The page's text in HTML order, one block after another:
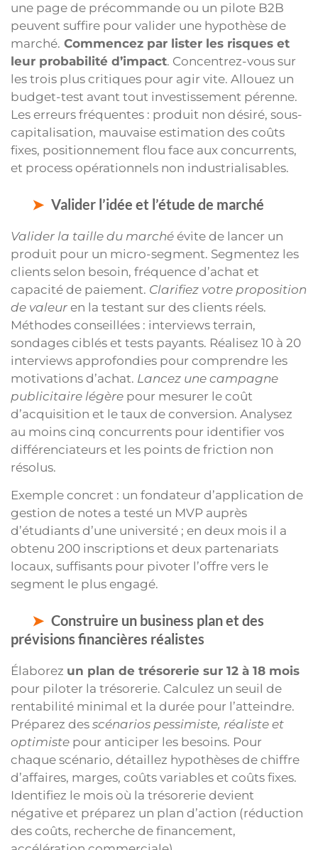
une page de précommande ou un pilote B2B
peuvent suffire pour valider une hypothèse de
marché. Commencez par lister les risques et
leur probabilité d’impact. Concentrez-vous sur
les trois plus critiques pour agir vite. Allouez un
budget-test avant tout investissement pérenne.
Les erreurs fréquentes : produit non désiré, sous-
capitalisation, mauvaise estimation des coûts
fixes, positionnement flou face aux concurrents,
et process opérationnels non industrialisables.
Valider l’idée et l’étude de marché
Valider la taille du marché évite de lancer un
produit pour un micro-segment. Segmentez les
clients selon besoin, fréquence d’achat et
capacité de paiement. Clarifiez votre proposition
de valeur en la testant sur des clients réels.
Méthodes conseillées : interviews terrain,
sondages ciblés et tests payants. Réalisez 10 à 20
interviews approfondies pour comprendre les
motivations d’achat. Lancez une campagne
publicitaire légère pour mesurer le coût
d’acquisition et le taux de conversion. Analysez
au moins cinq concurrents pour identifier vos
différenciateurs et les points de friction non
résolus.
Exemple concret : un fondateur d’application de
gestion de notes a testé un MVP auprès
d’étudiants d’une université ; en deux mois il a
obtenu 200 inscriptions et deux partenariats
locaux, suffisants pour pivoter l’offre vers le
segment le plus engagé.
Construire un business plan et des
prévisions financières réalistes
Élaborez un plan de trésorerie sur 12 à 18 mois
pour piloter la trésorerie. Calculez un seuil de
rentabilité minimal et la durée pour l’atteindre.
Préparez des scénarios pessimiste, réaliste et
optimiste pour anticiper les besoins. Pour
chaque scénario, détaillez hypothèses de chiffre
d’affaires, marges, coûts variables et coûts fixes.
Identifiez le mois où la trésorerie devient
négative et préparez un plan d’action (réduction
des coûts, recherche de financement,